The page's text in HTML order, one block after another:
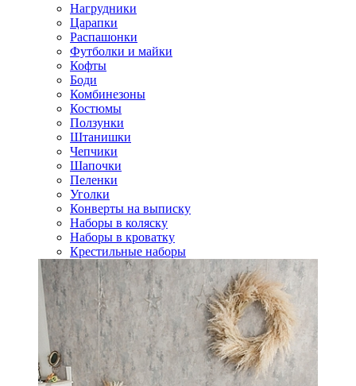
Нагрудники
Царапки
Распашонки
Футболки и майки
Кофты
Боди
Комбинезоны
Костюмы
Ползунки
Штанишки
Чепчики
Шапочки
Пеленки
Уголки
Конверты на выписку
Наборы в коляску
Наборы в кроватку
Крестильные наборы